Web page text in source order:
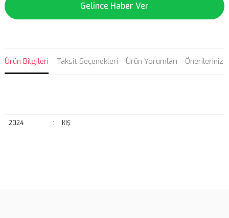
Gelince Haber Ver
Ürün Bilgileri Taksit Seçenekleri Ürün Yorumları Önerileriniz
2024 : KIŞ